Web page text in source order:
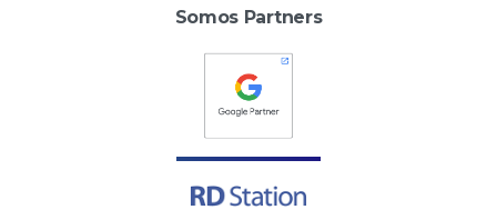
Somos Partners